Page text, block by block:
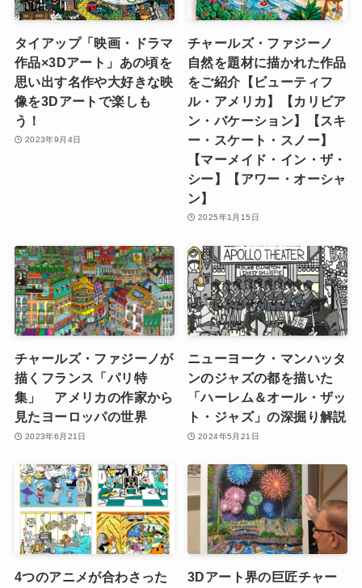
タイアップ「映画・ドラマ
作品×3Dアート」あの頃を
思い出す名作や大好きな映
像を3Dアートで楽しも
う！
2023年9月4日
チャールズ・ファジーノ
自然を題材に描かれた作品
をご紹介【ビューティフ
ル・アメリカ】【カリビア
ン・バケーション】【スキ
ー・スケート・スノー】
【マーメイド・イン・ザ・
シー】【アワー・オーシャ
ン】
2025年1月15日
チャールズ・ファジーノが
描くフランス「パリ特
集」 アメリカの作家から
見たヨーロッパの世界
2023年6月21日
ニューヨーク・マンハッタ
ンのジャズの都を描いた
「ハーレム＆オール・ザッ
ト・ジャズ」の深掘り解説
2024年5月21日
4つのアニメが合わさった
3Dアート界の巨匠チャー